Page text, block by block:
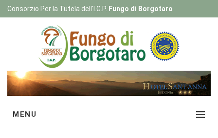
Consorzio Per la Tutela dell'I.G.P. Fungo di Borgotaro
MENU